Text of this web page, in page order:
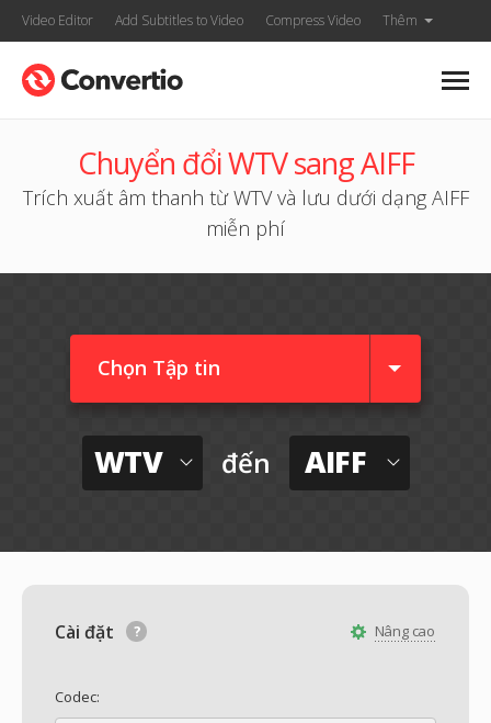
Video Editor Add Subtitles to Video Compress Video Thêm
Chuyển đổi WTV sang AIFF
Trích xuất âm thanh từ WTV và lưu dưới dạng AIFF
miễn phí
Chọn Tập tin
WTV đến AIFF
Nâng cao
Cài đặt
Codec: